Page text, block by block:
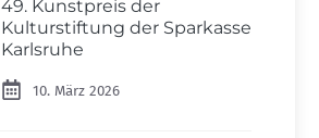
49. Kunstpreis der
Kulturstiftung der Sparkasse
Karlsruhe
10. März 2026